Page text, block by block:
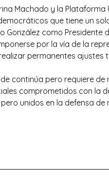
Machado y la
que tiene un
González como
por la vía de la
permanentes ajustes
continúa pero requiere
comprometidos con la
unidos en la defensa